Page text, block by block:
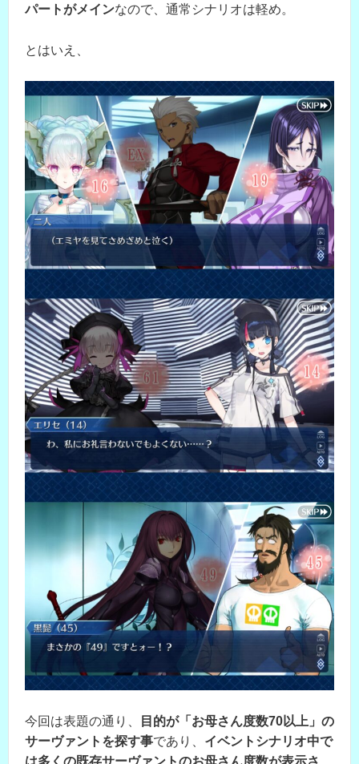
パートがメインなので、通常シナリオは軽め。
とはいえ、
今回は表題の通り、
目的が「お母さん度数70以上」の
サーヴァントを探す事であり、 イベントシナリオ中で
は多くの既存サーヴァントのお母さん度数が表示さ